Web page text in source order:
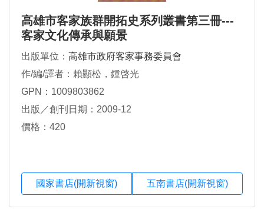
高雄市客家族群開拓史系列叢書第三冊---
客家文化傳承與願景
出版單位： 高雄市政府客家事務委員會
作/編/譯者：賴顯松，鍾啓光
GPN：1009803862
出版／創刊日期：2009-12
價格：420
國家書店(開新視窗) 五南書店(開新視窗)